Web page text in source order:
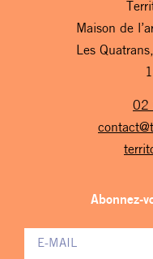
Maison de
Les
02
Abonnez-